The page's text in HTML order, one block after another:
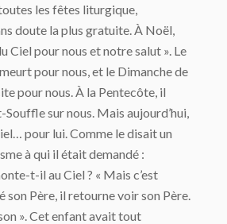
les fêtes liturgique,
doute la plus gratuite. À Noël,
Ciel pour nous et notre salut ». Le
pour nous, et le Dimanche de
pour nous. À la Pentecôte, il
sur nous. Mais aujourd’hui,
pour lui. Comme le disait un
à qui il était demandé :
t-il au Ciel ? « Mais c’est
son Père, il retourne voir son Père.
». Cet enfant avait tout